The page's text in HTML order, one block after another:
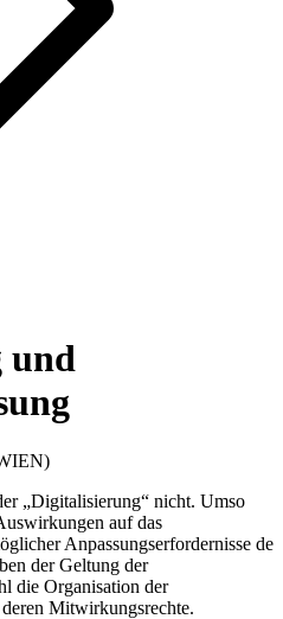
und
„Digitalisierung“ nicht. Umso
auf das
Anpassungserfordernisse de
der Geltung der
die Organisation der
Mitwirkungsrechte.